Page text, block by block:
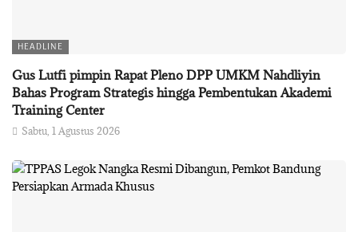
HEADLINE
Gus Lutfi pimpin Rapat Pleno DPP UMKM Nahdliyin
Bahas Program Strategis hingga Pembentukan Akademi
Training Center
Sabtu, 1 Agustus 2026